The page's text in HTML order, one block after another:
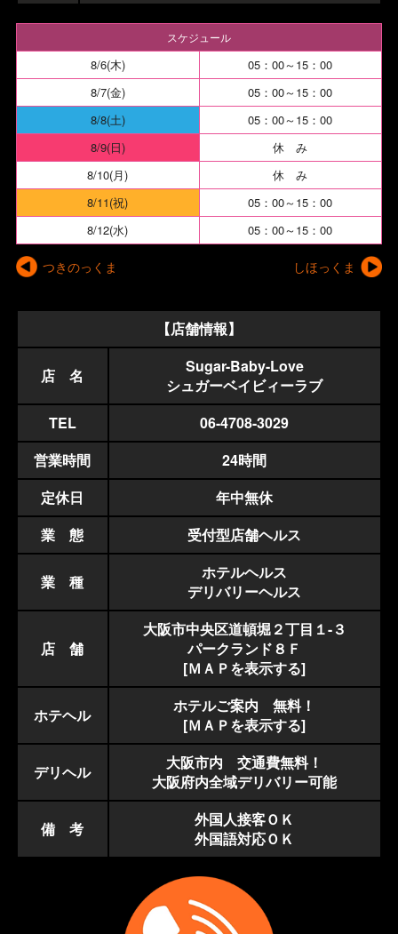
スケジュール
8/6(木)
05：00～15：00
8/7(金)
05：00～15：00
8/8(土)
05：00～15：00
8/9(日)
休 み
8/10(月)
休 み
8/11(祝)
05：00～15：00
8/12(水)
05：00～15：00
つきのっくま しほっくま
【店舗情報】
店 名
Sugar-Baby-Love
シュガーベイビィーラブ
TEL
06-4708-3029
営業時間
24時間
定休日
年中無休
業 態
受付型店舗ヘルス
業 種
ホテルヘルス
デリバリーヘルス
店 舗
大阪市中央区道頓堀２丁目１-３
パークランド８Ｆ
[ＭＡＰを表示する]
ホテヘル
ホテルご案内 無料！
[ＭＡＰを表示する]
デリヘル
大阪市内 交通費無料！
大阪府内全域デリバリー可能
備 考
外国人接客ＯＫ
外国語対応ＯＫ